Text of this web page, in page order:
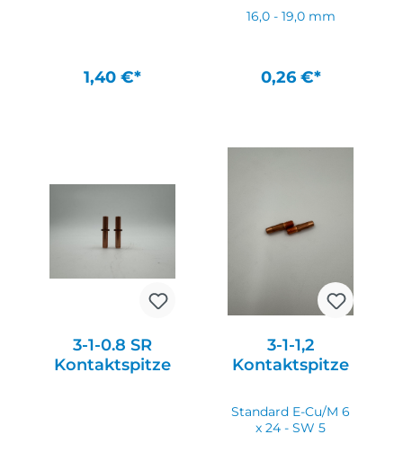
1,40 €*
16,0 - 19,0 mm
0,26 €*
3-1-0.8 SR
Kontaktspitze
3-1-1,2
Kontaktspitze
Standard E-Cu/M 6
x 24 - SW 5